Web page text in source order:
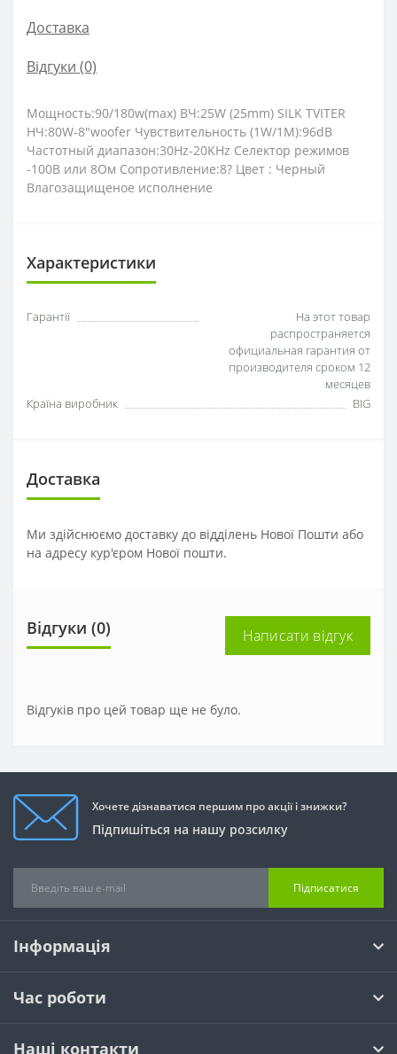
Доставка
Відгуки (0)
Мощность:90/180w(max) ВЧ:25W (25mm) SILK TVITER
НЧ:80W-8"woofer Чувствительность (1W/1M):96dB
Частотный диапазон:30Hz-20KHz Селектор режимов
-100В или 8Ом Сопротивление:8? Цвет : Черный
Влагозащищеное исполнение
Характеристики
Гарантії
На этот товар
распространяется
официальная гарантия от
производителя сроком 12
месяцев
Країна виробник
BIG
Доставка
Ми здійснюємо доставку до відділень Нової Пошти або
на адресу кур'єром Нової пошти.
Відгуки (0) Написати відгук
Відгуків про цей товар ще не було.
Хочете дізнаватися першим про акції і знижки?
Підпишіться на нашу розсилку
Підписатися
Інформація
Час роботи
Наші контакти